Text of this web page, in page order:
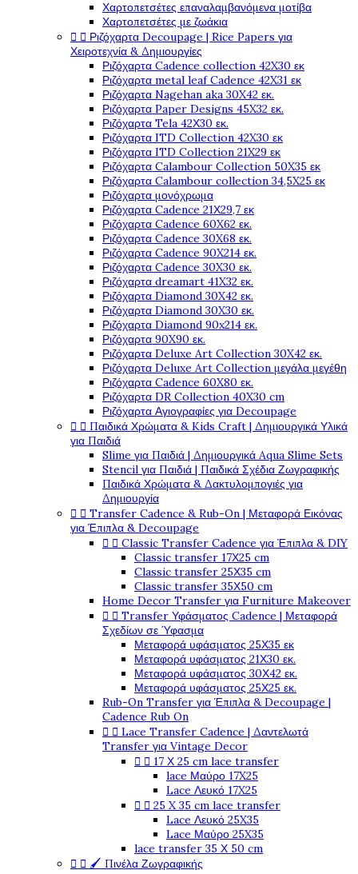
Χαρτοπετσέτες επαναλαμβανόμενα μοτίβα
Χαρτοπετσέτες με ζωάκια
  Ριζόχαρτα Decoupage | Rice Papers για
Χειροτεχνία & Δημιουργίες
Ριζόχαρτα Cadence collection 42X30 εκ
Ριζόχαρτα metal leaf Cadence 42X31 εκ
Ριζόχαρτα Nagehan aka 30X42 εκ.
Ριζόχαρτα Paper Designs 45X32 εκ.
Ριζόχαρτα Tela 42Χ30 εκ.
Ριζόχαρτα ITD Collection 42X30 εκ
Ριζόχαρτα ITD Collection 21X29 εκ
Ριζόχαρτα Calambour Collection 50X35 εκ
Ριζόχαρτα Calambour collection 34,5X25 εκ
Ριζόχαρτα μονόχρωμα
Ριζόχαρτα Cadence 21Χ29,7 εκ
Ριζόχαρτα Cadence 60X62 εκ.
Ριζόχαρτα Cadence 30X68 εκ.
Ριζόχαρτα Cadence 90X214 εκ.
Ριζόχαρτα Cadence 30X30 εκ.
Ριζόχαρτα dreamart 41X32 εκ.
Ριζόχαρτα Diamond 30X42 εκ.
Ριζόχαρτα Diamond 30X30 εκ.
Ριζόχαρτα Diamond 90x214 εκ.
Ριζόχαρτα 90X90 εκ.
Ριζόχαρτα Deluxe Art Collection 30X42 εκ.
Ριζόχαρτα Deluxe Art Collection μεγάλα μεγέθη
Ριζόχαρτα Cadence 60X80 εκ.
Ριζόχαρτα DR Collection 40X30 cm
Ριζόχαρτα Αγιογραφίες για Decoupage
  Παιδικά Χρώματα & Kids Craft | Δημιουργικά Υλικά
για Παιδιά
Slime για Παιδιά | Δημιουργικά Aqua Slime Sets
Stencil για Παιδιά | Παιδικά Σχέδια Ζωγραφικής
Παιδικά Χρώματα & Δακτυλομπογιές για
Δημιουργία
  Transfer Cadence & Rub-On | Μεταφορά Εικόνας
για Έπιπλα & Decoupage
  Classic Transfer Cadence για Έπιπλα & DIY
Classic transfer 17Χ25 cm
Classic transfer 25Χ35 cm
Classic transfer 35Χ50 cm
Home Decor Transfer για Furniture Makeover
  Transfer Υφάσματος Cadence | Μεταφορά
Σχεδίων σε Ύφασμα
Μεταφορά υφάσματος 25Χ35 εκ
Μεταφορά υφάσματος 21Χ30 εκ.
Μεταφορά υφάσματος 30Χ42 εκ.
Μεταφορά υφάσματος 25Χ25 εκ.
Rub-On Transfer για Έπιπλα & Decoupage |
Cadence Rub On
  Lace Transfer Cadence | Δαντελωτά
Transfer για Vintage Decor
  17 Χ 25 cm lace transfer
lace Μαύρο 17X25
Lace Λευκό 17X25
  25 X 35 cm lace transfer
Lace Λευκό 25X35
Lace Μαύρο 25X35
lace transfer 35 Χ 50 cm
  🖌️ Πινέλα Ζωγραφικής